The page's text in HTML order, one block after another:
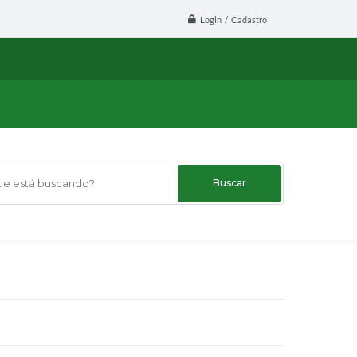
Login / Cadastro
está buscando?